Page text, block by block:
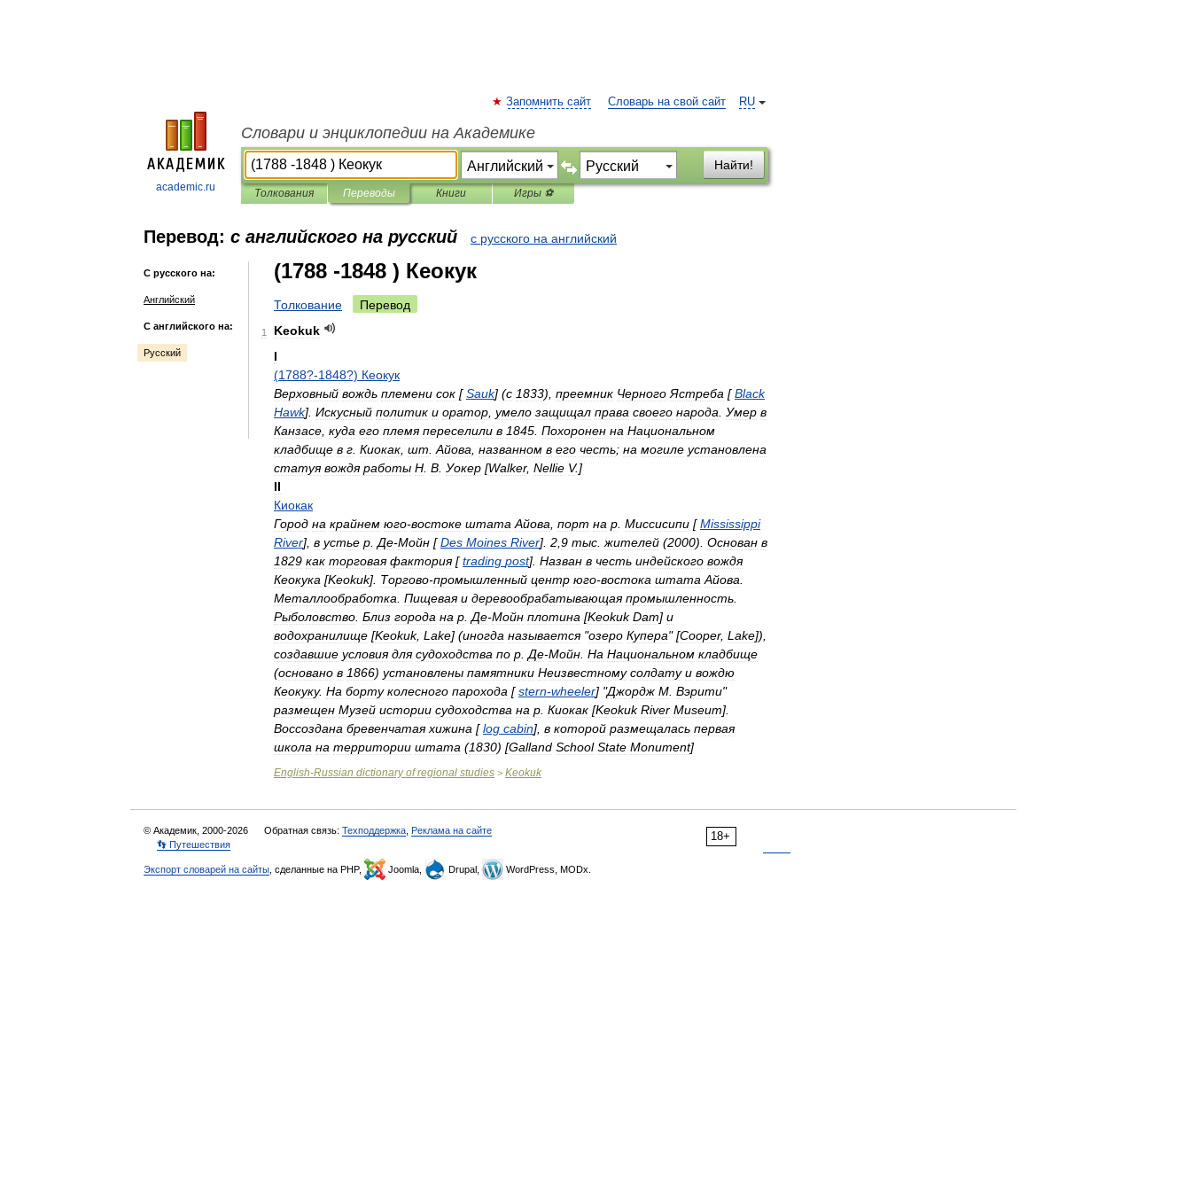
academic.ru
RU
Запомнить сайт Словарь на свой сайт
Словари и энциклопедии на Академике
Найти!
Толкования Переводы Книги Игры ⚽
Перевод: с английского на русский с русского на английский
С русского на:
Английский
С английского на:
Русский
(1788 -1848 ) Кеокук
Толкование Перевод
1
Keokuk
I
(1788?-1848?) Кеокук
Верховный вождь племени сок [Sauk] (с 1833), преемник Черного Ястреба [Black
Hawk]. Искусный политик и оратор умело защищал права своего народа Умер в
Канзасе куда его племя переселили в 1845 Похоронен на Национальном
кладбище в г Киокак шт Айова названном в его честь; на могиле установлена
статуя вождя работы Н В Уокер [Walker, Nellie V.]
II
Киокак
Город на крайнем юго-востоке штата Айова порт на р Миссисипи [Mississippi
River], в устье р Де-Мойн [Des Moines River]. 2 9 тыс жителей (2000). Основан в
1829 как торговая фактория[trading post]. Назван в честь индейского вождя
Кеокука [Keokuk]. Торгово-промышленный центр юго-востока штата Айова
Металлообработка Пищевая и деревообрабатывающая промышленность
Рыболовство Близ города на р Де-Мойн плотина [Keokuk Dam] и
водохранилище [Keokuk, Lake] (иногда называется"озеро Купера" [Cooper, Lake]),
создавшие условия для судоходства по р Де-Мойн На Национальном кладбище
(основано в 1866) установлены памятники Неизвестному солдату и вождю
Кеокуку. На борту колесного парохода [stern-wheeler] "Джордж М Вэрити"
размещен Музей истории судоходства на р Киокак [Keokuk River Museum].
Воссоздана бревенчатая хижина [log cabin], в которой размещалась первая
школа на территории штата (1830) [Galland School State Monument]
English-Russian dictionary of regional studies > Keokuk
18+
© Академик, 2000-2026 Обратная связь: Техподдержка Реклама на сайте
👣 Путешествия
Экспорт словарей на сайты , сделанные на PHP, Joomla, Drupal, WordPress, MODx.